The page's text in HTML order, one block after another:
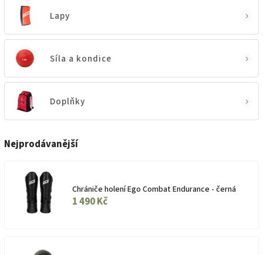
Lapy
Síla a kondice
Doplňky
Nejprodávanější
Chrániče holení Ego Combat Endurance - černá
1 490 Kč